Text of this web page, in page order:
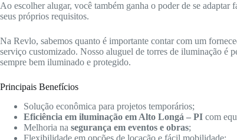
Ao escolher alugar, você também ganha o poder de se
seus próprios requisitos.
Na Revlo, sabemos quanto é importante contar com um
serviço customizado. Nosso aluguel de torres de iluminação é
sempre bem iluminado e protegido.
Principais Benefícios
Solução econômica para projetos temporários;
Eficiência em iluminação em Alto Longá – PI com
Melhoria na segurança em eventos e obras;
Flexibilidade em opções de locação e fácil mobilidade;